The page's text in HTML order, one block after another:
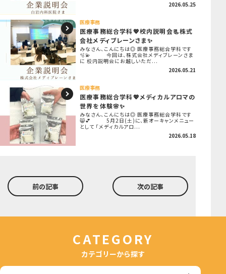
2026.05.25
医療事務
医療事務総合学科💖校内説明会📃株式
会社メディブレーンさま✨
みなさん、こんにちは◎ 医療事務総合学科です
🫧💫 今回は、株式会社メディブレーンさま
に 校内説明会にお越しいただ...
2026.05.21
医療事務
医療事務総合学科💖メディカルアロマの
世界を体験🌸✨
みなさん、こんにちは◎ 医療事務総合学科です
😸💕 5月2日(土)に、新オーキャンメニュー
として 「メディカルアロ...
2026.05.18
前の記事 次の記事
CATEGORY
カテゴリーから探す